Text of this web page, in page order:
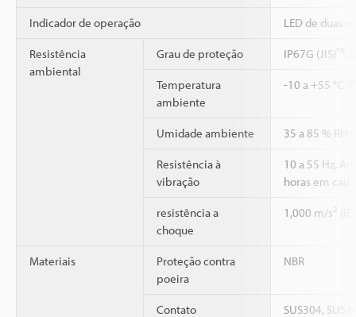
Indicador de operação LED de duas
Resistência
ambiental
Grau de proteção IP67G (JIS)
Temperatura
ambiente
-10 a +55 °C
Umidade ambiente 35 a 85 % RH
Resistência à
vibração
10 a 55 Hz,
horas em
resistência a
choque
1,000 m/s2
Materiais
Proteção contra
poeira
NBR
Contato SUS304,